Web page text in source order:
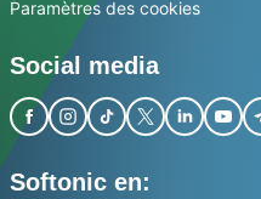
Paramètres des cookies
Social media
Softonic en: